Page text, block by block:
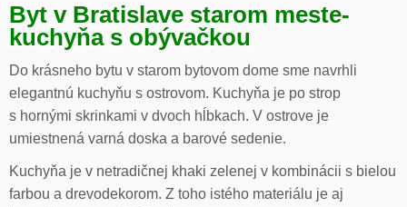
Byt v Bratislave starom meste-
kuchyňa s obývačkou
Do krásneho bytu v starom bytovom dome sme navrhli
elegantnú kuchyňu s ostrovom. Kuchyňa je po strop
s hornými skrinkami v dvoch hĺbkach. V ostrove je
umiestnená varná doska a barové sedenie.
Kuchyňa je v netradičnej khaki zelenej v kombinácii s bielou
farbou a drevodekorom. Z toho istého materiálu je aj